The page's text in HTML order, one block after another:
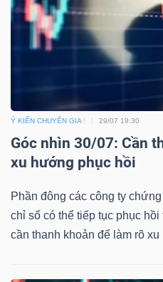
Ý KIẾN CHUYÊN GIA 29/07 19:30
Góc nhìn 30/07: Cần
xu hướng phục hồi
Phần đông các công ty
chỉ số có thể tiếp tục phục
cần thanh khoản để làm rõ